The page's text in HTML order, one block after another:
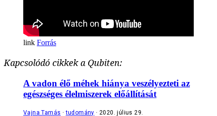
Forrás
Kapcsolódó cikkek a Qubiten:
A vadon élő méhek hiánya veszélyezteti az
egészséges élelmiszerek előállítását
Vajna Tamás tudomány 2020. július 29.